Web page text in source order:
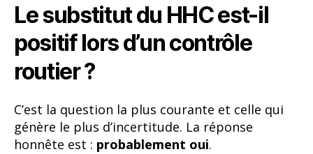
Le substitut du HHC est-il
positif lors d’un contrôle
routier ?
C’est la question la plus courante et celle qui
génère le plus d’incertitude. La réponse
honnête est : probablement oui.